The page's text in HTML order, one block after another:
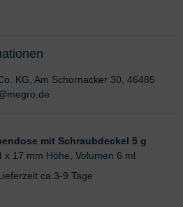
KG, Am Schornacker 30, 46485
mit Schraubdeckel 5 g
x 17 mm Höhe, Volumen 6 ml
ca.3-9 Tage